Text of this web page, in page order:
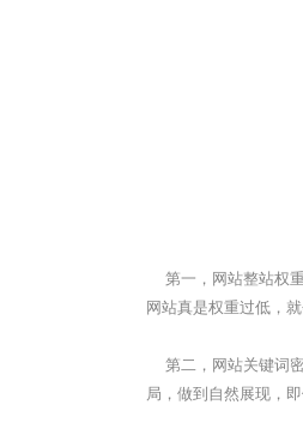
第一，网站整站权重
网站真是权重过低，
第二，网站关键词密
局，做到自然展现，